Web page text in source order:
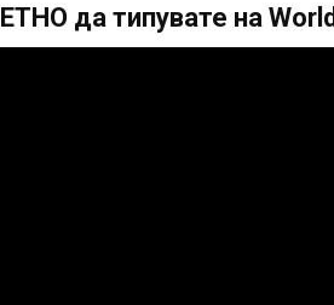
да типувате на